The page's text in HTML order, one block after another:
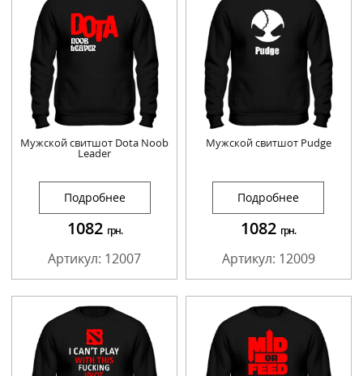
Мужской свитшот Dota Noob
Leader
Подробнее
1082 грн.
Артикул: 12007
Мужской свитшот Pudge
Подробнее
1082 грн.
Артикул: 12009